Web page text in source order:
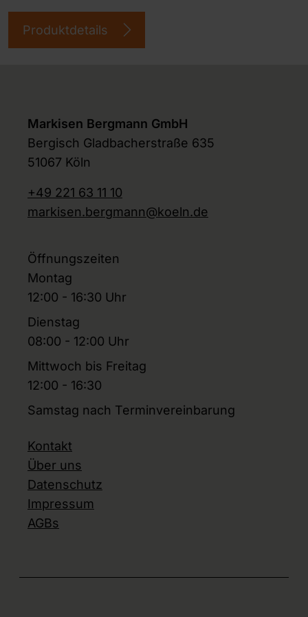
Produktdetails
Markisen Bergmann GmbH
Bergisch Gladbacherstraße 635
51067 Köln
+49 221 63 11 10
markisen.bergmann@koeln.de
Öffnungszeiten
Montag
12:00 - 16:30 Uhr
Dienstag
08:00 - 12:00 Uhr
Mittwoch bis Freitag
12:00 - 16:30
Samstag nach Terminvereinbarung
Kontakt
Über uns
Datenschutz
Impressum
AGBs